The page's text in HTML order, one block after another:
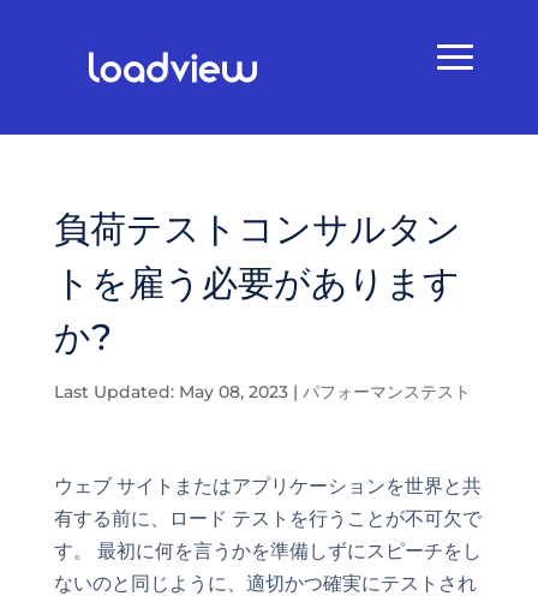
負荷テストコンサルタン
トを雇う必要があります
か?
Last Updated: May 08, 2023| パフォーマンステスト
ウェブ サイトまたはアプリケーションを世界と共
有する前に、ロード テストを行うことが不可欠で
す。 最初に何を言うかを準備しずにスピーチをし
ないのと同じように、適切かつ確実にテストされ